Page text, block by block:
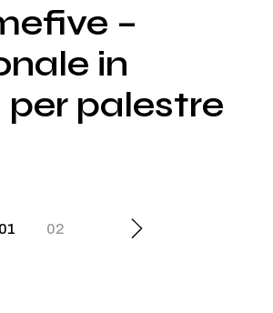
–
in
per palestre
Paginazione
01 02